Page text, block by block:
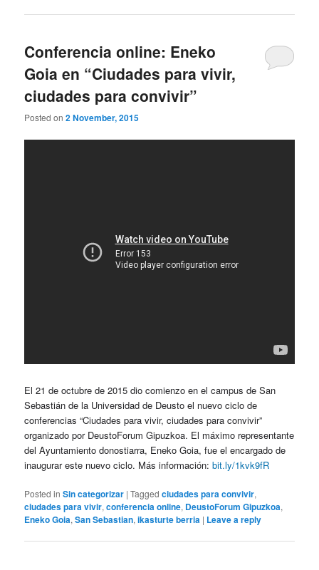
Conferencia online: Eneko
Goia en “Ciudades para vivir,
ciudades para convivir”
Posted on2 November, 2015
El 21 de octubre de 2015 dio comienzo en el campus de San
Sebastián de la Universidad de Deusto el nuevo ciclo de
conferencias “Ciudades para vivir, ciudades para convivir”
organizado por DeustoForum Gipuzkoa. El máximo representante
del Ayuntamiento donostiarra, Eneko Goia, fue el encargado de
inaugurar este nuevo ciclo. Más información:bit.ly/1kvk9fR
Posted in Sin categorizar |Tagged ciudades para convivir,
ciudades para vivir,conferencia online, DeustoForum Gipuzkoa,
Eneko Goia,San Sebastian,ikasturte berria | Leave a reply